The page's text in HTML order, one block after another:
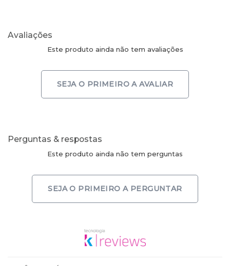
Avaliações
Este produto ainda não tem avaliações
SEJA O PRIMEIRO A AVALIAR
Perguntas & respostas
Este produto ainda não tem perguntas
SEJA O PRIMEIRO A PERGUNTAR